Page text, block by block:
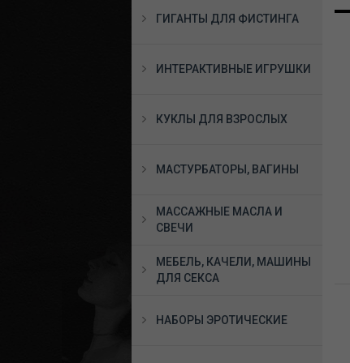
ГИГАНТЫ ДЛЯ ФИСТИНГА
ИНТЕРАКТИВНЫЕ ИГРУШКИ
КУКЛЫ ДЛЯ ВЗРОСЛЫХ
МАСТУРБАТОРЫ, ВАГИНЫ
МАССАЖНЫЕ МАСЛА И
СВЕЧИ
МЕБЕЛЬ, КАЧЕЛИ, МАШИНЫ
ДЛЯ СЕКСА
НАБОРЫ ЭРОТИЧЕСКИЕ